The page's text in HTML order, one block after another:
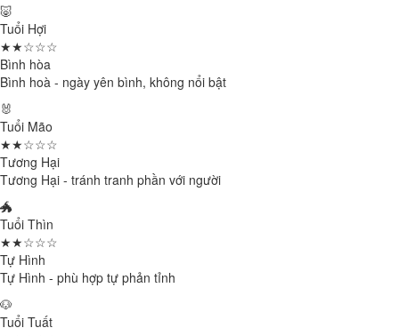
🐷
Tuổi Hợi
★★☆☆☆
Bình hòa
Bình hoà - ngày yên bình, không nổi bật
🐰
Tuổi Mão
★★☆☆☆
Tương Hại
Tương Hại - tránh tranh phần với người
🐲
Tuổi Thìn
★★☆☆☆
Tự Hình
Tự Hình - phù hợp tự phản tỉnh
🐶
Tuổi Tuất